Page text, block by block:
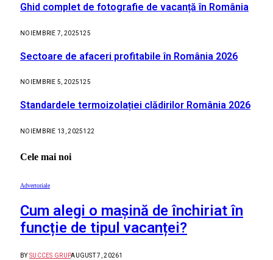
Ghid complet de fotografie de vacanță în România
NOIEMBRIE 7, 2025125
Sectoare de afaceri profitabile în România 2026
NOIEMBRIE 5, 2025125
Standardele termoizolației clădirilor România 2026
NOIEMBRIE 13, 2025122
Cele mai noi
Advertoriale
Cum alegi o mașină de închiriat în
funcție de tipul vacanței?
BY SUCCES GRUPAUGUST 7, 20261